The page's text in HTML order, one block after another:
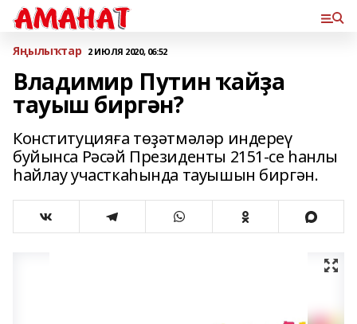
Яңылыҡтар 2 ИЮЛЯ 2020, 06:52
Владимир Путин ҡайҙа
тауыш биргән?
Конституцияға төҙәтмәләр индереү
буйынса Рәсәй Президенты 2151-се һанлы
һайлау участкаһында тауышын биргән.